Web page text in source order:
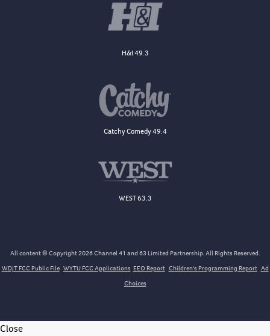
H&I 49.3
Catchy Comedy 49.4
WEST 63.3
All content © Copyright 2026 Channel 41 and 63 Limited Partnership. All Rights Reserved.
WDJT FCC Public File WYTU FCC Applications EEO Report Children's Programming Report Ad
Choices
Close